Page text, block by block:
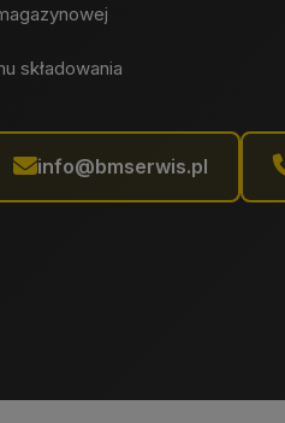
składowania
info@bmserwis.pl